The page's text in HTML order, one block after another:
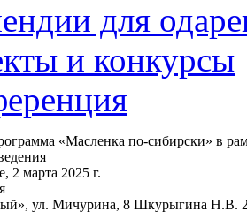
для
и конкурсы
«Масленка по-сибирски» в
2 марта 2025 г.
ул. Мичурина, 8 Шкурыгина Н.В.